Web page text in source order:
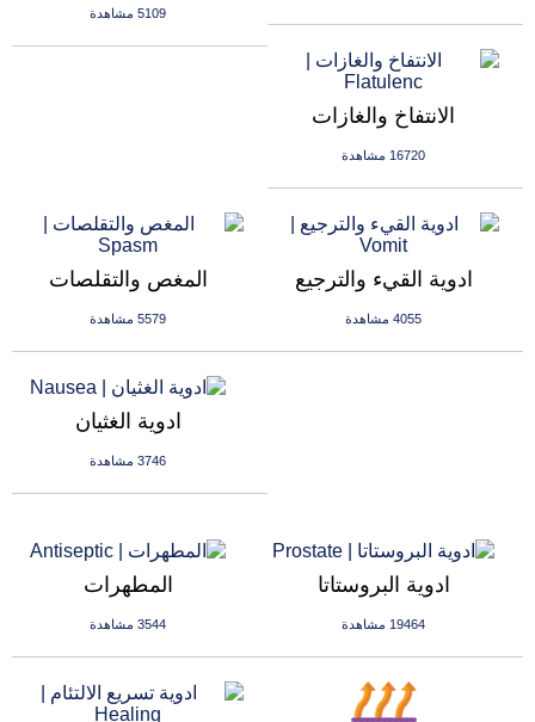
5109 مشاهدة
الانتفاخ والغازات
16720 مشاهدة
المغص والتقلصات
5579 مشاهدة
ادوية القيء والترجيع
4055 مشاهدة
ادوية الغثيان
3746 مشاهدة
المطهرات
3544 مشاهدة
ادوية البروستاتا
19464 مشاهدة